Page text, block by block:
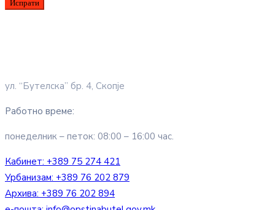
ул. “Бутелска” бр. 4, Скопје
Работно време:
понеделник – петок: 08:00 – 16:00 час.
Кабинет: +389 75 274 421
Урбанизам: +389 76 202 879
Архива: +389 76 202 894